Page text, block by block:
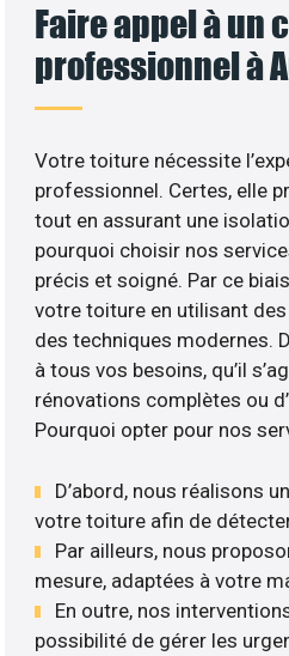
Faire appel à un
professionnel à
Votre toiture nécessite
professionnel. Certes, elle
tout en assurant une
pourquoi choisir nos
précis et soigné. Par ce
votre toiture en utilisant
des techniques modernes.
à tous vos besoins, qu’il
rénovations complètes ou
Pourquoi opter pour nos
D’abord, nous réalisons
votre toiture afin de
Par ailleurs, nous
mesure, adaptées à votre
En outre, nos
possibilité de gérer les